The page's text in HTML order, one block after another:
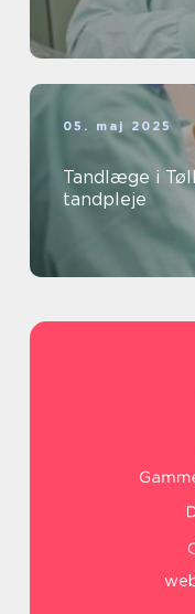
05. maj 2025
Tandlæge i
tandpleje